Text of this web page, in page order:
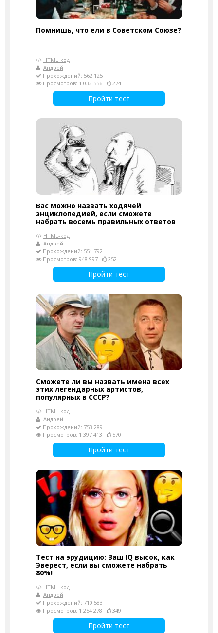
Помнишь, что ели в Советском Союзе?
HTML-код
Андрей
Прохождений: 562 125
Просмотров: 1 032 556
274
Пройти тест
Вас можно назвать ходячей
энциклопедией, если сможете
набрать восемь правильных ответов
HTML-код
Андрей
Прохождений: 551 792
Просмотров: 948 997
252
Пройти тест
Сможете ли вы назвать имена всех
этих легендарных артистов,
популярных в СССР?
HTML-код
Андрей
Прохождений: 753 289
Просмотров: 1 397 413
570
Пройти тест
Тест на эрудицию: Ваш IQ высок, как
Эверест, если вы сможете набрать
80%!
HTML-код
Андрей
Прохождений: 710 583
Просмотров: 1 254 278
349
Пройти тест